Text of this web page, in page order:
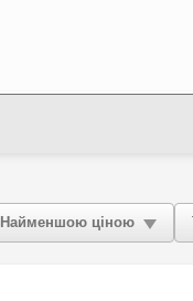
Найменшою ціною